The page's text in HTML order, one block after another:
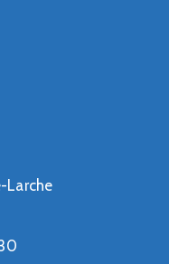
Larche